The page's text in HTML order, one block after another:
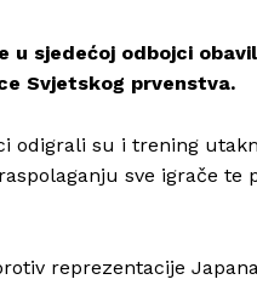
u sjedećoj odbojci
Svjetskog prvenstva.
odigrali su i trening
sve igrače te
reprezentacije